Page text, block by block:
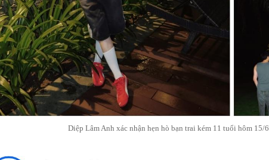
Diệp Lâm Anh xác nhận hẹn hò bạn trai kém 11 tuổi hôm 15/6